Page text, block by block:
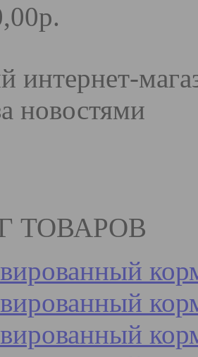
интернет-
новостями
ТОВАРОВ